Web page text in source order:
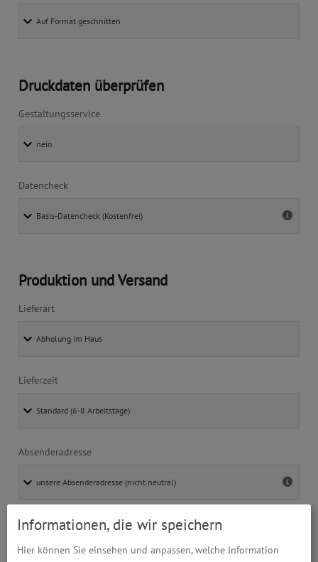
Druckdaten überprüfen
Gestaltungsservice
Datencheck
Produktion und Versand
Lieferart
Lieferzeit
Absenderadresse
Informationen, die wir speichern
Hier können Sie einsehen und anpassen, welche Information